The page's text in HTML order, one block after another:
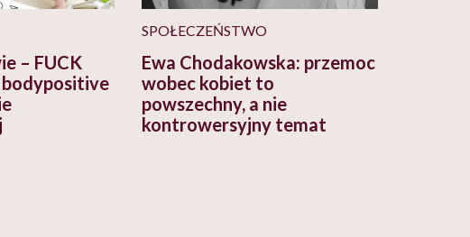
– FUCK
bodypositive
SPOŁECZEŃSTWO
Ewa Chodakowska: przemoc
wobec kobiet to
powszechny, a nie
kontrowersyjny temat